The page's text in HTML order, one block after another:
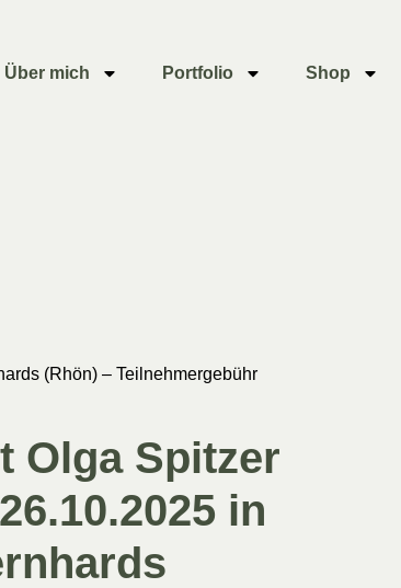
Über mich Portfolio Shop
(Rhön) – Teilnehmergebühr
Olga Spitzer
in